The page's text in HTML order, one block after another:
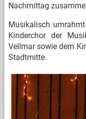
Nachmittag
Musikalisch
Kinderchor der
Vellmar sowie dem
Stadtmitte.